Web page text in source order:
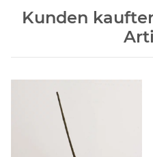
Kunden